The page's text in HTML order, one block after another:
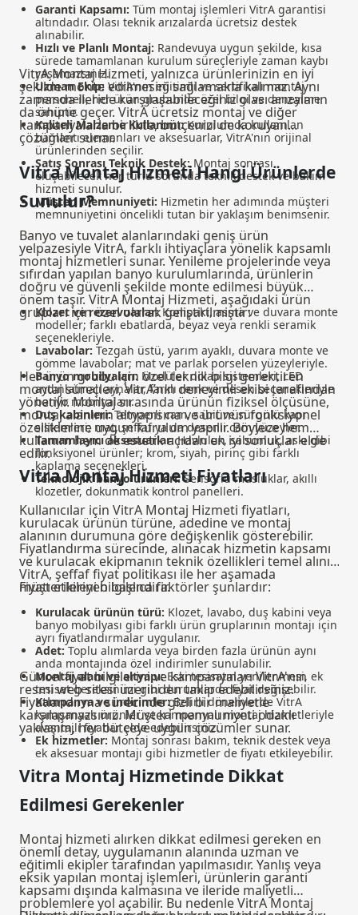
Garanti Kapsamı: Tüm montaj işlemleri VitrA garantisi
altındadır. Olası teknik arızalarda ücretsiz destek
alınabilir.
Hızlı ve Planlı Montaj: Randevuya uygun şekilde, kısa
sürede tamamlanan kurulum süreçleriyle zaman kaybı
yaşamazsınız.
Uzman Ekip: VitrA'nın eğitimli ve sertifikalı montaj
personeli, her ürün grubunda özel bilgi ve deneyime
sahiptir.
Kaliteli Malzeme Kullanımı:Kurulumda kullanılan
bağlantı elemanları ve aksesuarlar, VitrA'nın orijinal
ürünlerinden seçilir.
Satış Sonrası Teknik Destek:Montaj sonrası
oluşabilecek her türlü sorunda teknik destek ve bakım
hizmeti sunulur.
Müşteri Memnuniyeti: Hizmetin her adımında müşteri
memnuniyetini öncelikli tutan bir yaklaşım benimsenir.
VitrA Montaj Hizmeti, yalnızca ürünlerinizin en iyi
şekilde monte edilmesini sağlamakla kalmaz. Aynı
zamanda ileride karşılaşabileceğiniz olası arızaların
da önüne geçer. VitrA ücretsiz montaj ve diğer
kampanyalarla birlikte, bütçenizi de koruyan
çözümler sunar.
Vitra Montaj Hizmeti Hangi Ürünlerde
Sunulur?
Banyo ve tuvalet alanlarındaki geniş ürün
yelpazesiyle VitrA, farklı ihtiyaçlara yönelik kapsamlı
montaj hizmetleri sunar. Yenileme projelerinde veya
sıfırdan yapılan banyo kurulumlarında, ürünlerin
doğru ve güvenli şekilde monte edilmesi büyük
önem taşır. VitrA Montaj Hizmeti, aşağıdaki ürün
grupları için özel olarak geliştirilmiştir:
Klozet ve rezervuarlar:Kompakt, asma ve duvara monte
modeller; farklı ebatlarda, beyaz veya renkli seramik
seçenekleriyle.
Lavabolar: Tezgah üstü, yarım ayaklı, duvara monte ve
gömme lavabolar; mat ve parlak porselen yüzeyleriyle.
Banyo mobilyaları: Modüler dolap sistemleri, LED
aydınlatmalı aynalar, farklı renk ve desen seçenekleriyle
banyo mobilyaları.
Duş kabinleri:Temperli cam, sabit ve sürgülü kapı
sistemleri; mat, şeffaf ya da desenli cam yüzeyler.
Tamamlayıcı aksesuarlar:Havluluk, sabunluk, askı gibi
fonksiyonel ürünler; krom, siyah, pirinç gibi farklı
kaplama seçenekleri.
Teknolojik banyo ürünleri:Sensörlü musluklar, akıllı
klozetler, dokunmatik kontrol panelleri.
Her ürün grubu için özel teknik bilgi gerektiren
montaj süreçleri, VitrA’nın deneyimli ekibi tarafından
yönetilir. Montaj sırasında ürünün fiziksel ölçüsüne,
montaj alanının altyapısına ve ürünün fonksiyonel
özelliklerine uygun kurulum yapılır. Böylece hem
kullanım hem de estetik açıdan en iyi sonuçlar elde
edilir.
Vitra Montaj Hizmeti Fiyatları
Kullanıcılar için VitrA Montaj Hizmeti fiyatları,
kurulacak ürünün türüne, adedine ve montaj
alanının durumuna göre değişkenlik gösterebilir.
Fiyatlandırma sürecinde, alınacak hizmetin kapsamı
ve kurulacak ekipmanın teknik özellikleri temel alınır.
VitrA, şeffaf fiyat politikası ile her aşamada
müşterilerini bilgilendirir.
Fiyatı etkileyen başlıca faktörler şunlardır:
Kurulacak ürünün türü: Klozet, lavabo, duş kabini veya
banyo mobilyası gibi farklı ürün gruplarının montajı için
ayrı fiyatlandırmalar uygulanır.
Adet: Toplu alımlarda veya birden fazla ürünün aynı
anda montajında özel indirimler sunulabilir.
Montaj alanı ve altyapı:Eski tesisatın yenilenmesi, ek
tesisat gereksinimi gibi durumlarda fiyat değişebilir.
Kampanya ve indirimler:Belirli dönemlerde VitrA
kampanyalı ürünlerve kampanyalı montaj hizmetleriyle
avantajlı fiyatlar elde edebilirsiniz.
Ek hizmetler: Montaj sonrası bakım, teknik destek veya
ek aksesuar montajı gibi hizmetler de fiyatı etkileyebilir.
Güncel fiyat bilgilerini ve kampanyaları VitrA'nın
resmi web sitesi üzerinden takip edebilirsiniz.
Fiyatlandırma sürecinde gizli bir maliyetle
karşılaşmazsınız. Müşteri memnuniyeti odaklı
yaklaşım, her bütçeye uygun çözümler sunar.
Vitra Montaj Hizmetinde Dikkat
Edilmesi Gerekenler
Montaj hizmeti alırken dikkat edilmesi gereken en
önemli detay, uygulamanın alanında uzman ve
eğitimli ekipler tarafından yapılmasıdır. Yanlış veya
eksik yapılan montaj işlemleri, ürünlerin garanti
kapsamı dışında kalmasına ve ileride maliyetli
problemlere yol açabilir. Bu nedenle VitrA Montaj